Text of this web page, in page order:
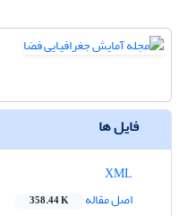
فایل ها
اصل مقاله
358.44 K